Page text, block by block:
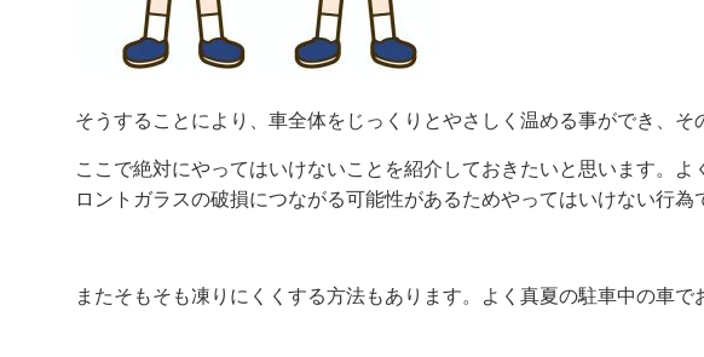
そうすることにより、車全体をじっくりとやさしく温める事ができ、そ
ここで絶対にやってはいけないことを紹介しておきたいと思います。
ロントガラスの破損につながる可能性があるためやってはいけない行為
またそもそも凍りにくくする方法もあります。よく真夏の駐車中の車